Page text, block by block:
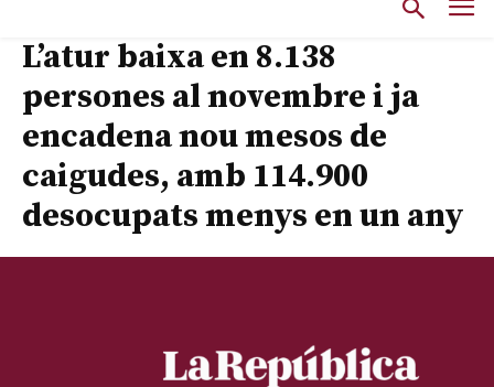
L’atur baixa en 8.138
persones al novembre i ja
encadena nou mesos de
caigudes, amb 114.900
desocupats menys en un any